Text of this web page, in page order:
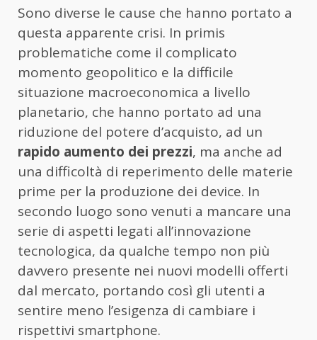
Sono diverse le cause che hanno portato a
questa apparente crisi. In primis
problematiche come il complicato
momento geopolitico e la difficile
situazione macroeconomica a livello
planetario, che hanno portato ad una
riduzione del potere d’acquisto, ad un
rapido aumento dei prezzi, ma anche ad
una difficoltà di reperimento delle materie
prime per la produzione dei device. In
secondo luogo sono venuti a mancare una
serie di aspetti legati all’innovazione
tecnologica, da qualche tempo non più
davvero presente nei nuovi modelli offerti
dal mercato, portando così gli utenti a
sentire meno l’esigenza di cambiare i
rispettivi smartphone.